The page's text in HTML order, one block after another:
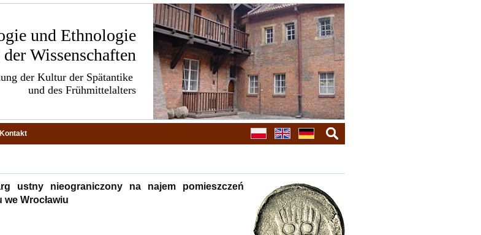
ustny nieograniczony na najem pomieszczeń
Wrocławiu
und Ethnologie
Wissenschaften
der Kultur der Spätantike
und des Frühmittelalters
Kontakt